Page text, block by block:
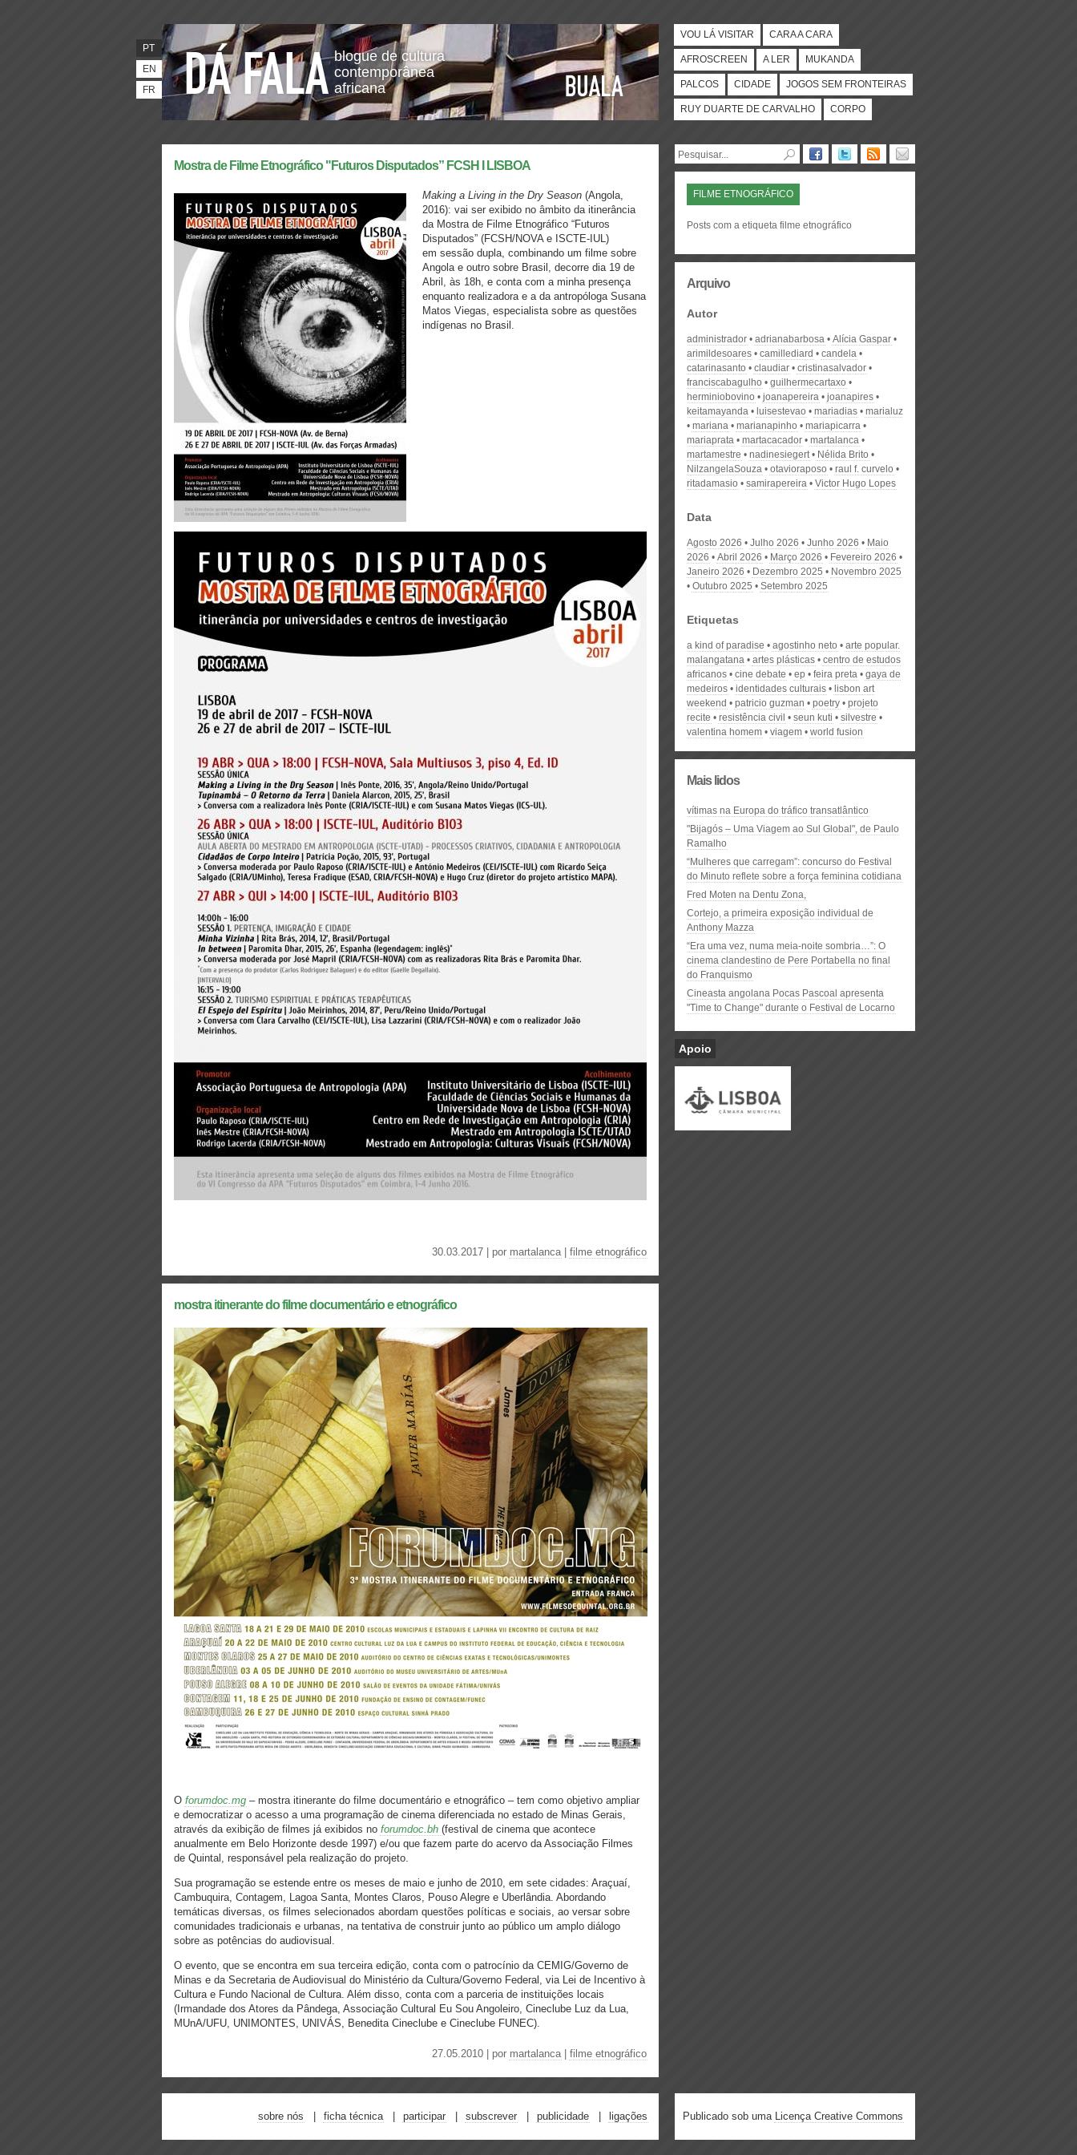
blogue de cultura
contemporânea
africana
PT
EN
FR
VOU LÁ VISITAR CARA A CARA
AFROSCREEN A LER MUKANDA
PALCOS CIDADE JOGOS SEM FRONTEIRAS
RUY DUARTE DE CARVALHO CORPO
Mostra de Filme Etnográfico "Futuros Disputados” FCSH I LISBOA
Making a Living in the Dry Season (Angola,
2016): vai ser exibido no âmbito da itinerância
da Mostra de Filme Etnográfico “Futuros
Disputados” (FCSH/NOVA e ISCTE-IUL)
em sessão dupla, combinando um filme sobre
Angola e outro sobre Brasil, decorre dia 19 de
Abril, às 18h, e conta com a minha presença
enquanto realizadora e a da antropóloga Susana
Matos Viegas, especialista sobre as questões
indígenas no Brasil.
30.03.2017 | por martalanca| filme etnográfico
mostra itinerante do filme documentário e etnográfico
O forumdoc.mg – mostra itinerante do filme documentário e etnográfico – tem como objetivo ampliar
e democratizar o acesso a uma programação de cinema diferenciada no estado de Minas Gerais,
através da exibição de filmes já exibidos no forumdoc.bh (festival de cinema que acontece
anualmente em Belo Horizonte desde 1997) e/ou que fazem parte do acervo da Associação Filmes
de Quintal , responsável pela realização do projeto.
Sua programação se estende entre os meses de maio e junho de 2010, em sete cidades: Araçuaí,
Cambuquira, Contagem, Lagoa Santa, Montes Claros, Pouso Alegre e Uberlândia. Abordando
temáticas diversas, os filmes selecionados abordam questões políticas e sociais, ao versar sobre
comunidades tradicionais e urbanas, na tentativa de construir junto ao público um amplo diálogo
sobre as potências do audiovisual.
O evento, que se encontra em sua terceira edição, conta com o patrocínio da CEMIG/Governo de
Minas e da Secretaria de Audiovisual do Ministério da Cultura/Governo Federal, via Lei de Incentivo à
Cultura e Fundo Nacional de Cultura. Além disso, conta com aparceria de instituições locais
(Irmandade dos Atores da Pândega, Associação Cultural Eu Sou Angoleiro, Cineclube Luz da Lua,
MUnA/UFU, UNIMONTES, UNIVÁS, Benedita Cineclube e Cineclube FUNEC).
27.05.2010 | por martalanca| filme etnográfico
FILME ETNOGRÁFICO
Posts com a etiqueta filme etnográfico
Arquivo
Autor
administrador adrianabarbosa
Alícia Gaspar
arimildesoares
camillediard
candela
catarinasanto
claudiar
cristinasalvador
franciscabagulho
guilhermecartaxo
herminiobovino
joanapereira
joanapires
keitamayanda
luisestevao mariadias
marialuz
mariana
marianapinho
mariapicarra
mariaprata
martacacador
martalanca
martamestre
nadinesiegert
Nélida Brito
NilzangelaSouza
otavioraposo
raul f. curvelo
ritadamasio
samirapereira Victor Hugo Lopes
Data
Agosto 2026 Julho 2026 Junho 2026
Maio
2026
Abril 2026 Março 2026
Fevereiro 2026
Janeiro 2026
Dezembro 2025
Novembro 2025
Outubro 2025
Setembro 2025
Etiquetas
a kind of paradise agostinho neto
arte popular.
malangatana
artes plásticas
centro de estudos
africanos
cine debate ep feira preta
gaya de
medeiros
identidades culturais
lisbon art
weekend
patricio guzman poetry
projeto
recite
resistência civil seun kuti
silvestre
valentina homem
viagem world fusion
Mais lidos
vítimas na Europa do tráfico transatlântico
"Bijagós – Uma Viagem ao Sul Global", de Paulo
Ramalho
“Mulheres que carregam”: concurso do Festival
do Minuto reflete sobre a força feminina cotidiana
Fred Moten na Dentu Zona,
Cortejo, a primeira exposição individual de
Anthony Mazza
“Era uma vez, numa meia-noite sombria…”: O
cinema clandestino de Pere Portabella no final
do Franquismo
Cineasta angolana Pocas Pascoal apresenta
"Time to Change" durante o Festival de Locarno
Apoio
sobre nós ficha técnica participar subscrever publicidade ligações Publicado sob uma Licença Creative Commons